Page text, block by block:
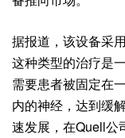
据报道，该设备采
这种类型的治疗是
需要患者被固定在
内的神经，达到缓
速发展，在Quell公